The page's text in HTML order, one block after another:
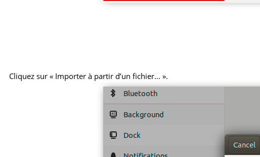
Cliquez sur « Importer à partir d’un fichier... ».